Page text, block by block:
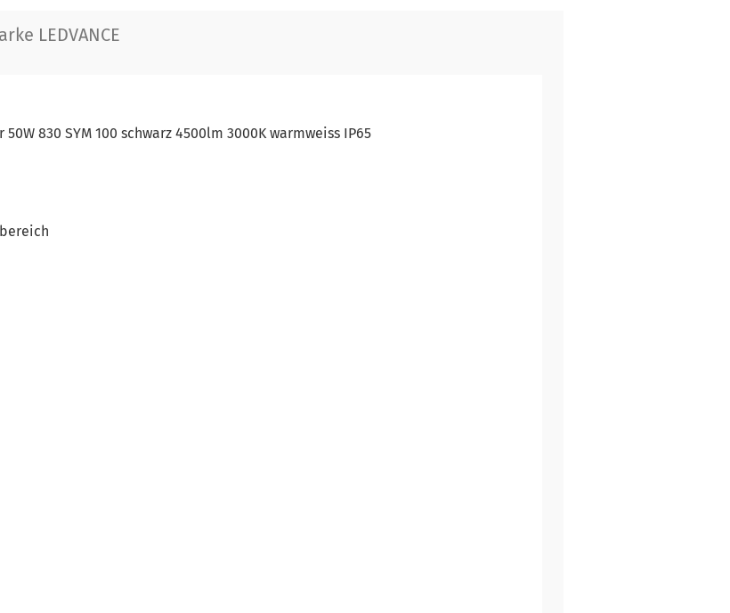
LEDVANCE
50W 830 SYM 100 schwarz 4500lm 3000K warmweiss IP65